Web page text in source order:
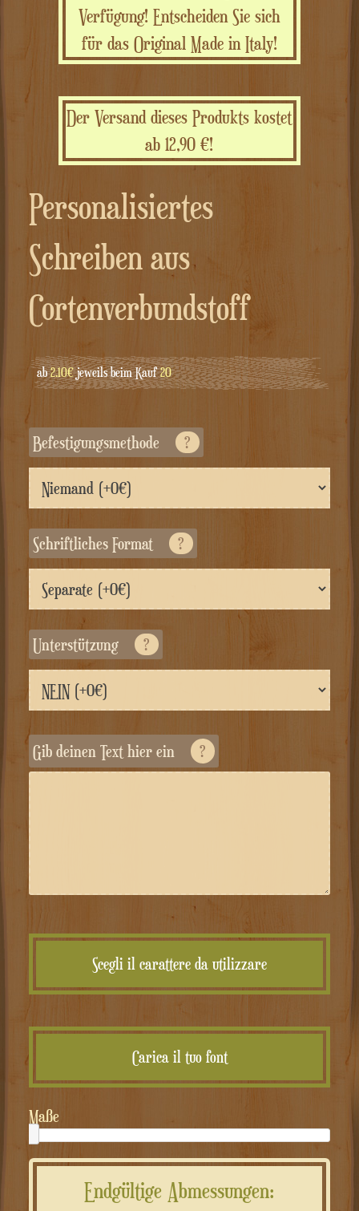
Verfügung! Entscheiden Sie sich
für das Original Made in Italy!
Der Versand dieses Produkts kostet
ab 12,90 €!
Personalisiertes
Schreiben aus
Cortenverbundstoff
ab2.10€jeweils beim Kauf20
Befestigungsmethode ?
Schriftliches Format ?
Unterstützung ?
Gib deinen Text hier ein ?
Scegli il carattere da utilizzare
Carica il tuo font
Maße
Endgültige Abmessungen: